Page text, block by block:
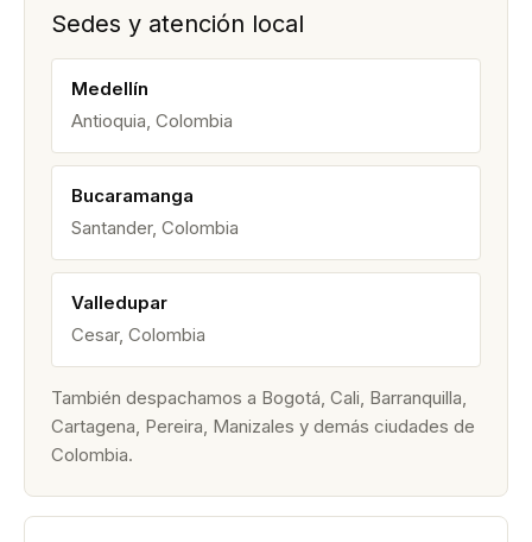
Sedes y atención local
Medellín
Antioquia, Colombia
Bucaramanga
Santander, Colombia
Valledupar
Cesar, Colombia
También despachamos a Bogotá, Cali, Barranquilla,
Cartagena, Pereira, Manizales y demás ciudades de
Colombia.